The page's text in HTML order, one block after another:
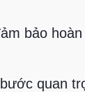
bảo
quan